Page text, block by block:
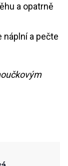
a opatrně
a pečte